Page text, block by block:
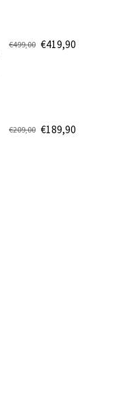
€499,00 €419,90
€209,00 €189,90